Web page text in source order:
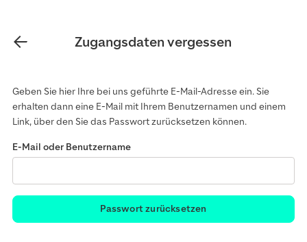
Zugangsdaten vergessen
Geben Sie hier Ihre bei uns geführte E-Mail-Adresse ein. Sie
erhalten dann eine E-Mail mit Ihrem Benutzernamen und einem
Link, über den Sie das Passwort zurücksetzen können.
E-Mail oder Benutzername
Passwort zurücksetzen